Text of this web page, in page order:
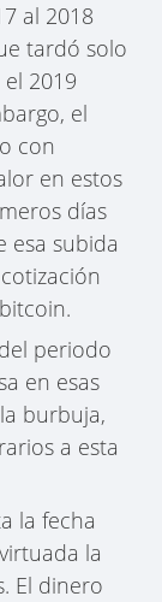
al 2018
tardó solo
2019
el
con
en estos
días
esa subida
periodo
en esas
burbuja,
a esta
la fecha
la
El dinero